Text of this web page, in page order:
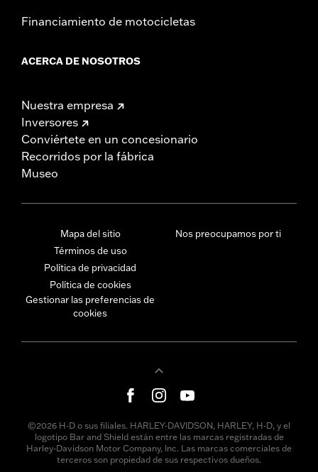
Financiamiento de motocicletas
ACERCA DE NOSOTROS
Nuestra empresa
Inversores
Conviértete en un concesionario
Recorridos por la fábrica
Museo
Mapa del sitio
Términos de uso
Política de privacidad
Política de cookies
Gestionar las preferencias de
cookies
Nos preocupamos por ti
©2026 H-D o sus filiales. HARLEY-DAVIDSON, HARLEY, H-D, y el
logotipo Bar and Shield están entre las marcas registradas de
Harley-Davidson Motor Company, Inc. Las marcas comerciales de
terceros son propiedad de sus respectivos dueños.